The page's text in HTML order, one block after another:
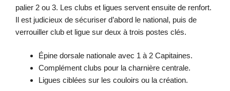
palier 2 ou 3. Les clubs et ligues servent ensuite de renfort.
Il est judicieux de sécuriser d’abord le national, puis de
verrouiller club et ligue sur deux à trois postes clés.
Épine dorsale nationale avec 1 à 2 Capitaines.
Complément clubs pour la charnière centrale.
Ligues ciblées sur les couloirs ou la création.